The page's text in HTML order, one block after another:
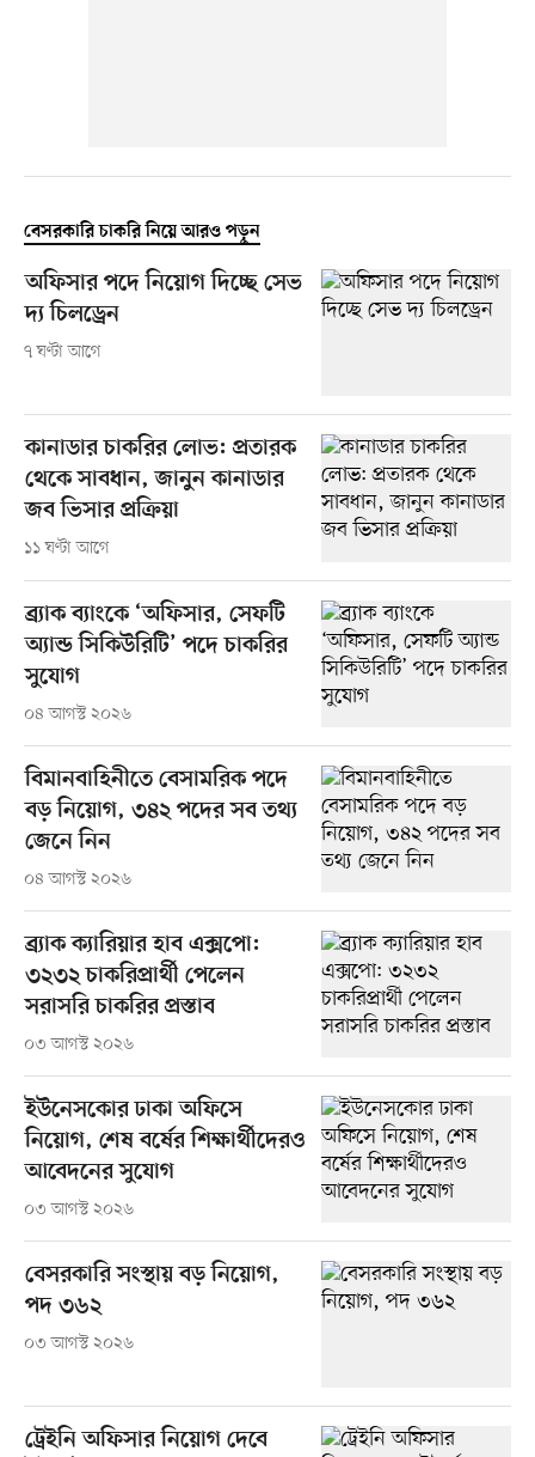
বেসরকারি চাকরি নিয়ে আরও পড়ুন
অফিসার পদে নিয়োগ দিচ্ছে সেভ
দ্য চিলড্রেন
৭ ঘণ্টা আগে
কানাডার চাকরির লোভ: প্রতারক
থেকে সাবধান, জানুন কানাডার
জব ভিসার প্রক্রিয়া
১১ ঘণ্টা আগে
ব্র্যাক ব্যাংকে ‘অফিসার, সেফটি
অ্যান্ড সিকিউরিটি’ পদে চাকরির
সুযোগ
০৪ আগস্ট ২০২৬
বিমানবাহিনীতে বেসামরিক পদে
বড় নিয়োগ, ৩৪২ পদের সব তথ্য
জেনে নিন
০৪ আগস্ট ২০২৬
ব্র্যাক ক্যারিয়ার হাব এক্সপো:
৩২৩২ চাকরিপ্রার্থী পেলেন
সরাসরি চাকরির প্রস্তাব
০৩ আগস্ট ২০২৬
ইউনেসকোর ঢাকা অফিসে
নিয়োগ, শেষ বর্ষের শিক্ষার্থীদেরও
আবেদনের সুযোগ
০৩ আগস্ট ২০২৬
বেসরকারি সংস্থায় বড় নিয়োগ,
পদ ৩৬২
০৩ আগস্ট ২০২৬
ট্রেইনি অফিসার নিয়োগ দেবে